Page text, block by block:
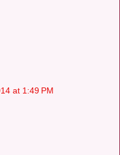
at 1:49 PM